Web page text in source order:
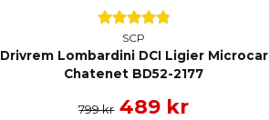
SCP
Drivrem Lombardini DCI Ligier Microcar
Chatenet BD52-2177
799 kr 489 kr